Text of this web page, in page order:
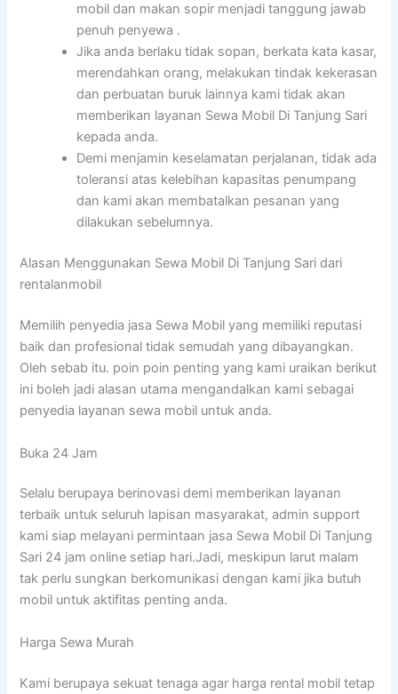
mobil dan makan sopir menjadi tanggung jawab
penuh penyewa .
Jika anda berlaku tidak sopan, berkata kata kasar,
merendahkan orang, melakukan tindak kekerasan
dan perbuatan buruk lainnya kami tidak akan
memberikan layanan Sewa Mobil Di Tanjung Sari
kepada anda.
Demi menjamin keselamatan perjalanan, tidak ada
toleransi atas kelebihan kapasitas penumpang
dan kami akan membatalkan pesanan yang
dilakukan sebelumnya.
Alasan Menggunakan Sewa Mobil Di Tanjung Sari dari
rentalanmobil
Memilih penyedia jasa Sewa Mobil yang memiliki reputasi
baik dan profesional tidak semudah yang dibayangkan.
Oleh sebab itu. poin poin penting yang kami uraikan berikut
ini boleh jadi alasan utama mengandalkan kami sebagai
penyedia layanan sewa mobil untuk anda.
Buka 24 Jam
Selalu berupaya berinovasi demi memberikan layanan
terbaik untuk seluruh lapisan masyarakat, admin support
kami siap melayani permintaan jasa Sewa Mobil Di Tanjung
Sari 24 jam online setiap hari.Jadi, meskipun larut malam
tak perlu sungkan berkomunikasi dengan kami jika butuh
mobil untuk aktifitas penting anda.
Harga Sewa Murah
Kami berupaya sekuat tenaga agar harga rental mobil tetap